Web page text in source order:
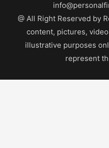
@ All Right Reserved by
content, pictures,
illustrative purposes
represent